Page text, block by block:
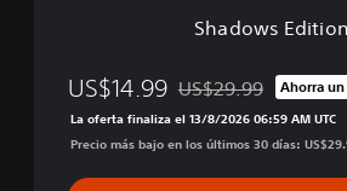
Shadows Edition
US$14.99 Rebajado del precio
US$29.99 Ahorra un
La oferta finaliza el 13/8/2026 06:59 AM UTC
Precio más bajo en los últimos 30 días: